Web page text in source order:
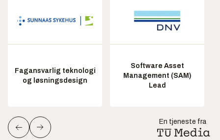
Fagansvarlig teknologi
og løsningsdesign
Software Asset
Management (SAM)
Lead
En tjeneste fra